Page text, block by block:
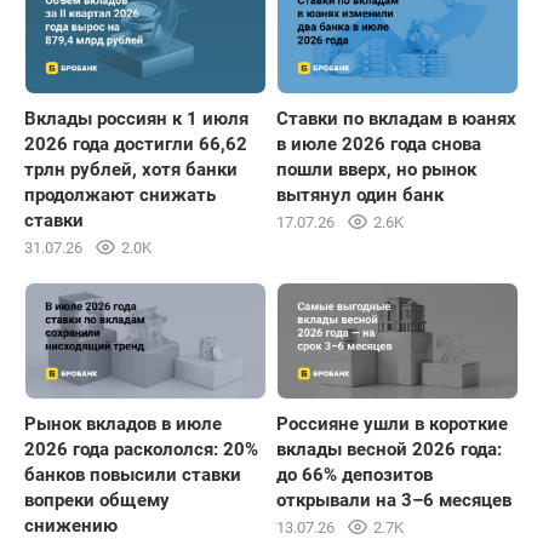
Вклады россиян к 1 июля
2026 года достигли 66,62
трлн рублей, хотя банки
продолжают снижать
ставки
31.07.26 2.0K
Ставки по вкладам в юанях
в июле 2026 года снова
пошли вверх, но рынок
вытянул один банк
17.07.26 2.6K
Рынок вкладов в июле
2026 года раскололся: 20%
банков повысили ставки
вопреки общему
снижению
Россияне ушли в короткие
вклады весной 2026 года:
до 66% депозитов
открывали на 3–6 месяцев
13.07.26 2.7K